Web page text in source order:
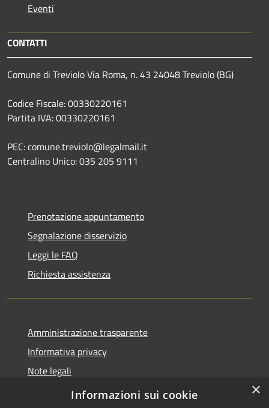
Eventi
CONTATTI
Comune di Treviolo Via Roma, n. 43 24048 Treviolo (BG)
Codice Fiscale: 00330220161
Partita IVA: 00330220161
PEC: comune.treviolo@legalmail.it
Centralino Unico:035 205 9111
Prenotazione appuntamento
Segnalazione disservizio
Leggi le FAQ
Richiesta assistenza
Amministrazione trasparente
Informativa privacy
Note legali
Dichiarazione di accessibilità
×
Informazioni sui cookie